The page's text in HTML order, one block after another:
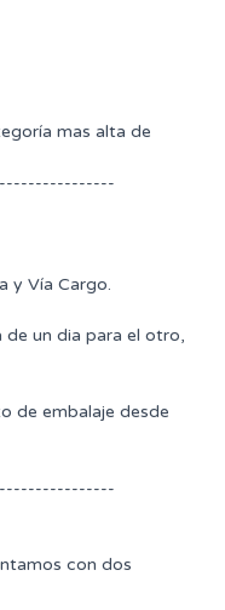
mas alta de
y Vía Cargo.
un dia para el otro,
de embalaje desde
con dos